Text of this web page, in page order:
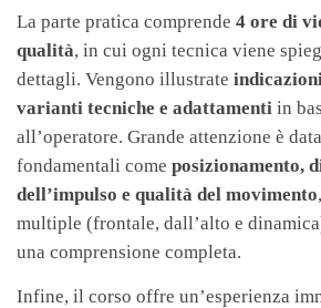
La parte pratica comprende 4 ore di
qualità, in cui ogni tecnica viene
dettagli. Vengono illustrate
varianti tecniche e adattamenti in
all’operatore. Grande attenzione è
fondamentali come posizionamento,
dell’impulso e qualità del movimento
multiple (frontale, dall’alto e
una comprensione completa.
Infine, il corso offre un’esperienza